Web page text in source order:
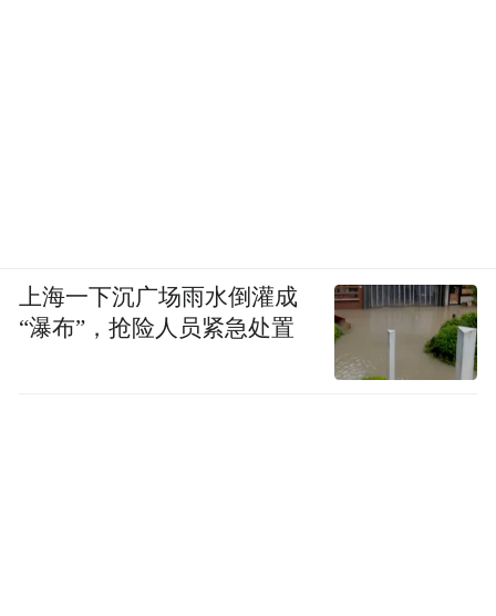
上海一下沉广场雨水倒灌成
“瀑布”，抢险人员紧急处置